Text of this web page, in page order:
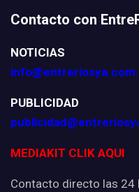
Contacto con
NOTICIAS
PUBLICIDAD
MEDIAKIT CLIK AQUI
Contacto directo las 24